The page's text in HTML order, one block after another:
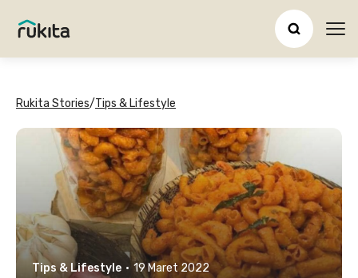
Rukita Stories/Tips & Lifestyle
Tips & Lifestyle · 19 Maret 2022